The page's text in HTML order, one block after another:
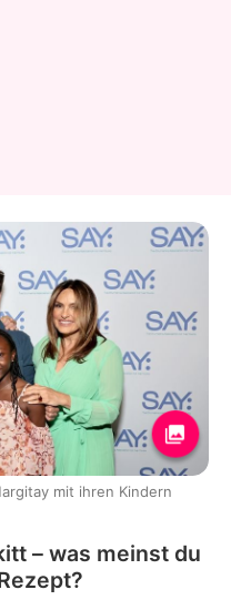
mit ihren Kindern
– was meinst du